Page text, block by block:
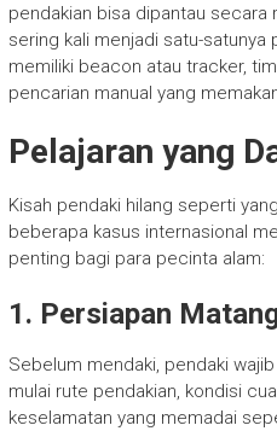
pendakian bisa dipantau secara
sering kali menjadi satu-satunya
memiliki beacon atau tracker,
pencarian manual yang
Pelajaran yang
Kisah pendaki hilang seperti
beberapa kasus internasional
penting bagi para pecinta alam:
1. Persiapan
Sebelum mendaki, pendaki
mulai rute pendakian, kondisi
keselamatan yang memadai